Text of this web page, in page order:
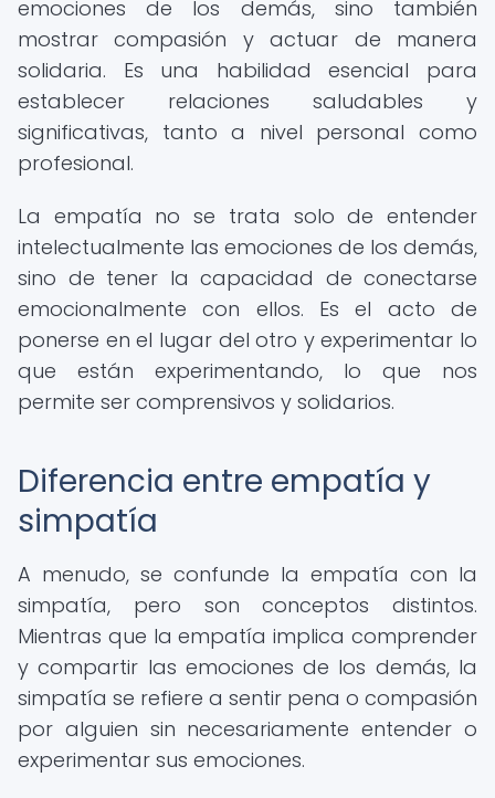
emociones de los demás, sino también
mostrar compasión y actuar de manera
solidaria. Es una habilidad esencial para
establecer relaciones saludables y
significativas, tanto a nivel personal como
profesional.
La empatía no se trata solo de entender
intelectualmente las emociones de los demás,
sino de tener la capacidad de conectarse
emocionalmente con ellos. Es el acto de
ponerse en el lugar del otro y experimentar lo
que están experimentando, lo que nos
permite ser comprensivos y solidarios.
Diferencia entre empatía y
simpatía
A menudo, se confunde la empatía con la
simpatía, pero son conceptos distintos.
Mientras que la empatía implica comprender
y compartir las emociones de los demás, la
simpatía se refiere a sentir pena o compasión
por alguien sin necesariamente entender o
experimentar sus emociones.